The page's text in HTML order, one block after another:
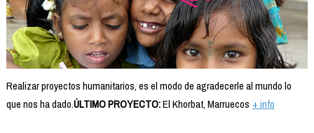
Realizar proyectos humanitarios, es el modo de agradecerle al mundo lo
que nos ha dado.ÚLTIMO PROYECTO:El Khorbat, Marruecos + info